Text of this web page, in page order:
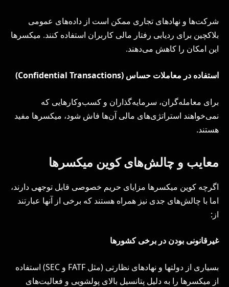
شرکت‌ها و نهادهای تجاری ممکن است از داده‌های عمومی
بلاکچین برای ردیابی رفتار مالی کاربران استفاده کنند. میکسرها
این امکان را کاهش می‌دهند.
استفاده در معاملات حساس (Confidential Transactions
)
برای معامله‌گران، سرمایه‌گذاران و کسب‌وکارهایی که
نمی‌خواهند استراتژی‌های مالی آن‌ها فاش شود، میکسرها مفید
هستند.
معایب و چالش‌های کوین میکسرها
اگرچه کوین میکسرها مزایای حریم خصوصی قابل توجهی دارند،
اما با چالش‌های جدی نیز همراه هستند که برخی از آنها عبارتند
از:
غیرقانونی بودن در برخی کشورها
بسیاری از دولتها و نهادهای نظارتی (مثل FATF و SEC) استفاده
از میکسرها را به دلیل پتانسیل بالای پولشویی و فعالیت‌های